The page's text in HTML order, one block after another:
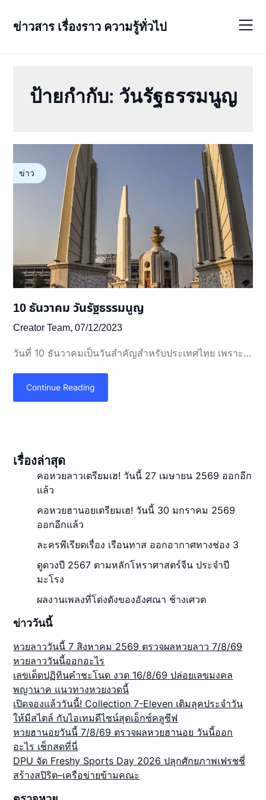
ข่าวสาร เรื่องราว ความรู้ทั่วไป
ป้ายกำกับ: วันรัฐธรรมนูญ
ข่าว
10 ธันวาคม วันรัฐธรรมนูญ
Creator Team,07/12/2023
วันที่ 10 ธันวาคมเป็นวันสำคัญสำหรับประเทศไทย เพราะ…
Continue Reading
เรื่องล่าสุด
คอหวยลาวเตรียมเฮ! วันนี้ 27 เมษายน 2569 ออกอีก
แล้ว
คอหวยฮานอยเตรียมเฮ! วันนี้ 30 มกราคม 2569
ออกอีกแล้ว
ละครพีเรียดเรื่อง เรือนทาส ออกอากาศทางช่อง 3
ดูดวงปี 2567 ตามหลักโหราศาสตร์จีน ประจำปี
มะโรง
ผลงานเพลงที่โด่งดังของอังศณา ช้างเศวต
ข่าววันนี้
หวยลาววันนี้ 7 สิงหาคม 2569 ตรวจผลหวยลาว 7/8/69
หวยลาววันนี้ออกอะไร
เลขเด็ดปฏิทินคำชะโนด งวด 16/8/69 ปล่อยเลขมงคล
พญานาค แนวทางหวยงวดนี้
เปิดจองแล้ววันนี้! Collection 7-Eleven เติมลุคประจำวัน
ให้มีสไตล์ กับไอเทมดีไซน์สุดเอ็กซ์คลูซีฟ
หวยฮานอยวันนี้ 7/8/69 ตรวจผลหวยฮานอย วันนี้ออก
อะไร เช็กสดที่นี่
DPU จัด Freshy Sports Day 2026 ปลุกศักยภาพเฟรชชี่
สร้างสปิริต–เครือข่ายข้ามคณะ